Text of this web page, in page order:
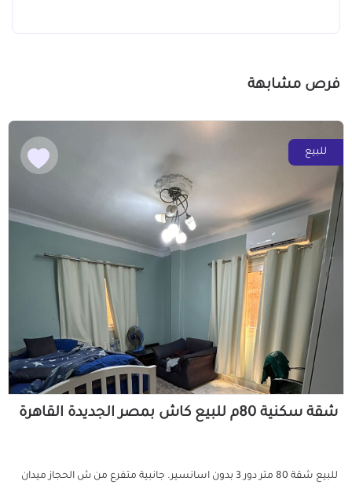
فرص مشابهة
للبيع
شقة سكنية 80م للبيع كاش بمصر الجديدة القاهرة
للبيع شقة 80 متر دور 3 بدون اسانسير. جانبية متفرع من ش الحجاز ميدان